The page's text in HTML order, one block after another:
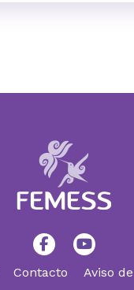
Contacto Aviso